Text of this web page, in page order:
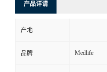
产品详请
产地
品牌 Medlife